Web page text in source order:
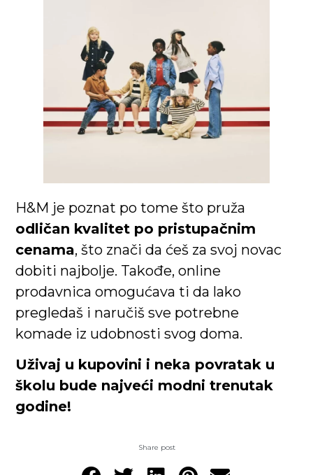
H&M je poznat po tome što pruža
odličan kvalitet po pristupačnim
cenama, što znači da ćeš za svoj novac
dobiti najbolje. Takođe, online
prodavnica omogućava ti da lako
pregledaš i naručiš sve potrebne
komade iz udobnosti svog doma.
Uživaj u kupovini i neka povratak u
školu bude najveći modni trenutak
godine!
Share post